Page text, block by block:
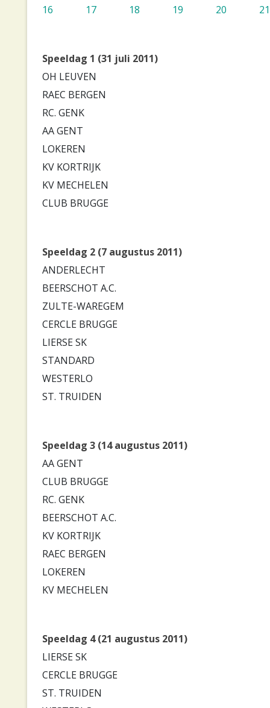
16
17 18 19 20 21
Speeldag 1 (31 juli 2011)
OH LEUVEN
RAEC BERGEN
RC. GENK
AA GENT
LOKEREN
KV KORTRIJK
KV MECHELEN
CLUB BRUGGE
Speeldag 2 (7 augustus 2011)
ANDERLECHT
BEERSCHOT A.C.
ZULTE-WAREGEM
CERCLE BRUGGE
LIERSE SK
STANDARD
WESTERLO
ST. TRUIDEN
Speeldag 3 (14 augustus 2011)
AA GENT
CLUB BRUGGE
RC. GENK
BEERSCHOT A.C.
KV KORTRIJK
RAEC BERGEN
LOKEREN
KV MECHELEN
Speeldag 4 (21 augustus 2011)
LIERSE SK
CERCLE BRUGGE
ST. TRUIDEN